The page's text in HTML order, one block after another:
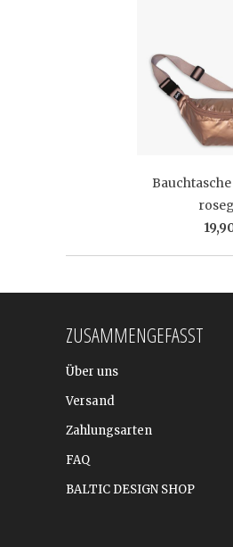
ZUSAMMENGEFASST
Über uns
Versand
Zahlungsarten
FAQ
BALTIC DESIGN SHOP